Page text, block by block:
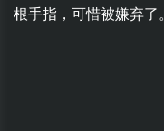
根手指，可惜被嫌弃了。